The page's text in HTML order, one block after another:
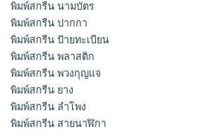
พิมพ์สกรีน นามบัตร
พิมพ์สกรีน ปากกา
พิมพ์สกรีน ป้ายทะเบียน
พิมพ์สกรีน พลาสติก
พิมพ์สกรีน พวงกุญแจ
พิมพ์สกรีน ยาง
พิมพ์สกรีน ลำโพง
พิมพ์สกรีน สายนาฬิกา